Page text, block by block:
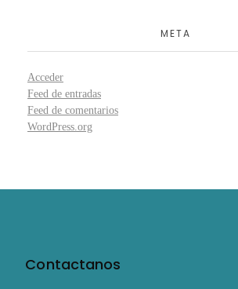
META
Acceder
Feed de entradas
Feed de comentarios
WordPress.org
Contactanos